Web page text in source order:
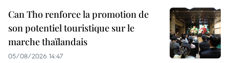
Can Tho renforce la promotion de
son potentiel touristique sur le
marche thaïlandais
05/08/2026 14:47